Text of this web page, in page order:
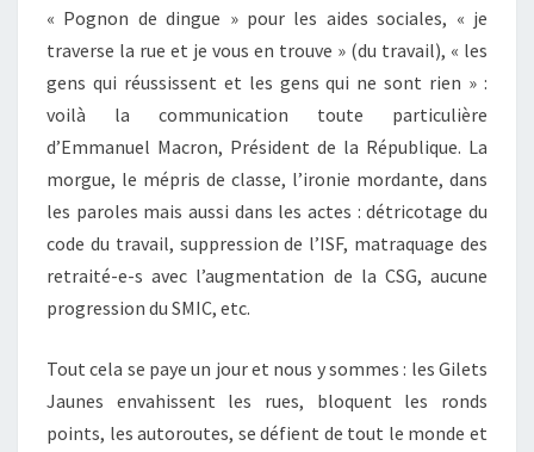
« Pognon de dingue » pour les aides sociales, « je
traverse la rue et je vous en trouve » (du travail), « les
gens qui réussissent et les gens qui ne sont rien » :
voilà la communication toute particulière
d’Emmanuel Macron, Président de la République. La
morgue, le mépris de classe, l’ironie mordante, dans
les paroles mais aussi dans les actes : détricotage du
code du travail, suppression de l’ISF, matraquage des
retraité-e-s avec l’augmentation de la CSG, aucune
progression du SMIC, etc.
Tout cela se paye un jour et nous y sommes : les Gilets
Jaunes envahissent les rues, bloquent les ronds
points, les autoroutes, se défient de tout le monde et